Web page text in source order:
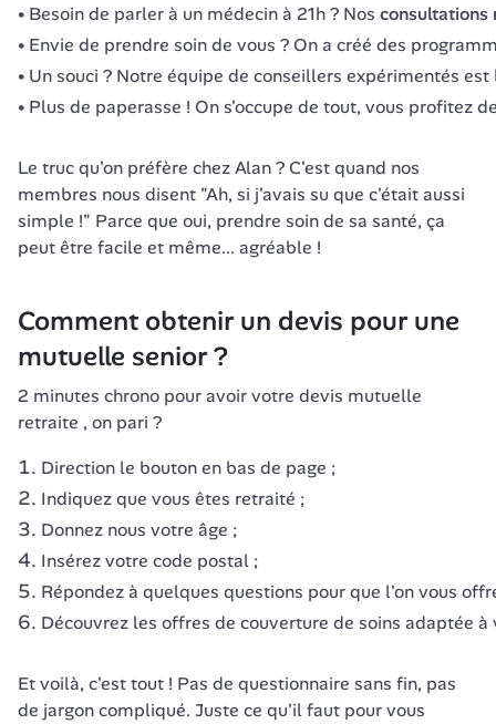
Besoin de parler à un médecin à 21h ? Nos
Envie de prendre soin de vous ? On a créé des
Un souci ? Notre équipe de conseillers expérimentés
Plus de paperasse ! On s'occupe de tout, vous profitez
Le truc qu'on préfère chez Alan ? C'est quand nos
membres nous disent "Ah, si j'avais su que c'était aussi
simple !" Parce que oui, prendre soin de sa santé, ça
peut être facile et même... agréable !
Comment obtenir un devis pour une
mutuelle senior ?
2 minutes chrono pour avoir votre devis mutuelle
retraite , on pari ?
Direction le bouton en bas de page ;
Indiquez que vous êtes retraité ;
Donnez nous votre âge ;
Insérez votre code postal ;
Répondez à quelques questions pour que l'on vous
Découvrez les offres de couverture de soins adaptée
Et voilà, c'est tout ! Pas de questionnaire sans fin, pas
de jargon compliqué. Juste ce qu'il faut pour vous